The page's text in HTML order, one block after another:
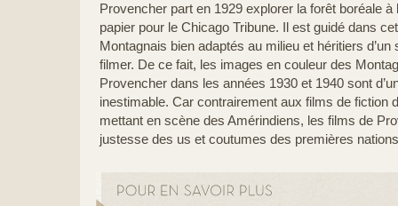
Provencher part en 1929 explorer la forêt boréale
papier pour le Chicago Tribune. Il est guidé dans
Montagnais bien adaptés au milieu et héritiers d’un
filmer. De ce fait, les images en couleur des
Provencher dans les années 1930 et 1940 sont
inestimable. Car contrairement aux films de fiction
mettant en scène des Amérindiens, les films de
justesse des us et coutumes des premières